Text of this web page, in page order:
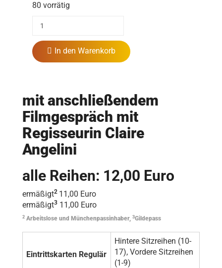
80 vorrätig
In den Warenkorb
mit anschließendem
Filmgespräch mit
Regisseurin Claire
Angelini
alle Reihen: 12,00 Euro
ermäßigt2 11,00 Euro
ermäßigt3 11,00 Euro
2 Arbeitslose und Münchenpassinhaber, 3Gildepass
Eintrittskarten Regulär
Hintere Sitzreihen (10-
17), Vordere Sitzreihen
(1-9)